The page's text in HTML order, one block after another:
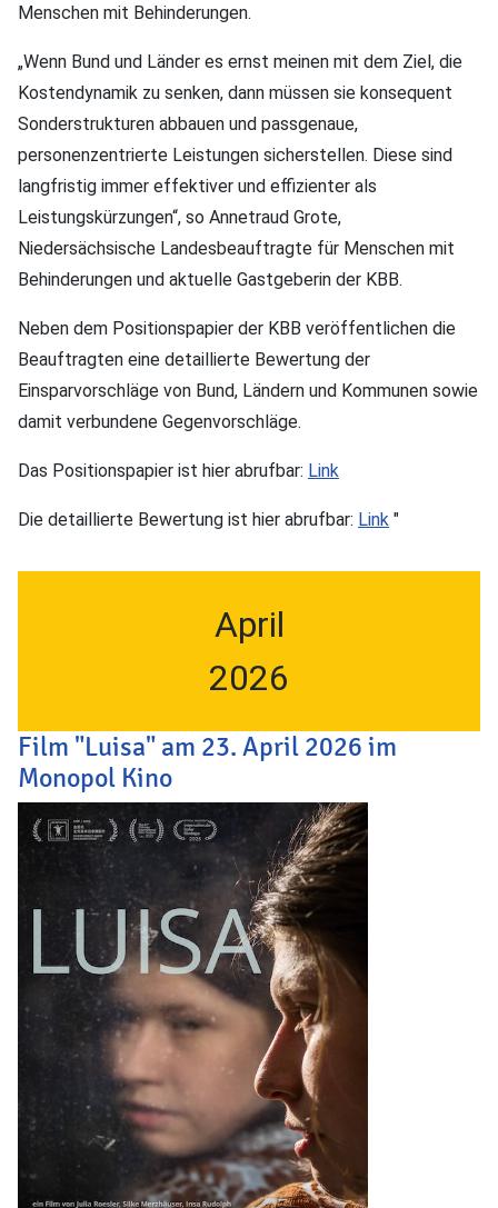
Menschen mit Behinderungen.
„Wenn Bund und Länder es ernst meinen mit dem Ziel, die
Kostendynamik zu senken, dann müssen sie konsequent
Sonderstrukturen abbauen und passgenaue,
personenzentrierte Leistungen sicherstellen. Diese sind
langfristig immer effektiver und effizienter als
Leistungskürzungen“, so Annetraud Grote,
Niedersächsische Landesbeauftragte für Menschen mit
Behinderungen und aktuelle Gastgeberin der KBB.
Neben dem Positionspapier der KBB veröffentlichen die
Beauftragten eine detaillierte Bewertung der
Einsparvorschläge von Bund, Ländern und Kommunen sowie
damit verbundene Gegenvorschläge.
Das Positionspapier ist hier abrufbar: Link
Die detaillierte Bewertung ist hier abrufbar: Link "
April
2026
Film "Luisa" am 23. April 2026 im
Monopol Kino